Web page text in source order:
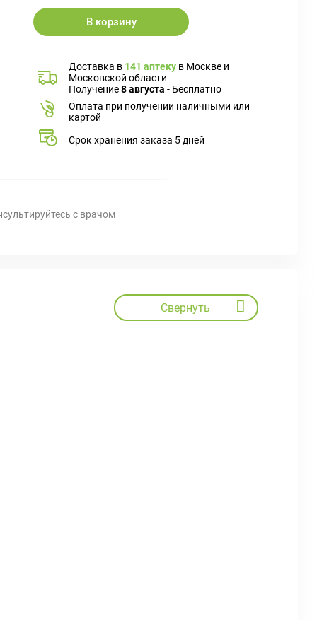
В корзину
Доставка в 141 аптеку в Москве и
Московской области
Получение8 августа - Бесплатно
Оплата при получении наличными или
картой
Срок хранения заказа 5 дней
с врачом
Свернуть